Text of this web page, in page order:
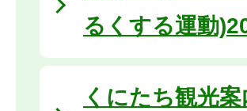
るくする運動
くにたち観光